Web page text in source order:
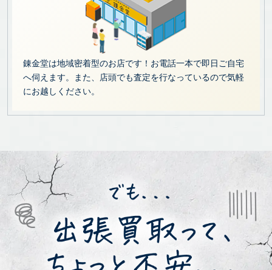
錬金堂は地域密着型のお店です！お電話一本で即日ご自宅
へ伺えます。また、店頭でも査定を行なっているので気軽
にお越しください。